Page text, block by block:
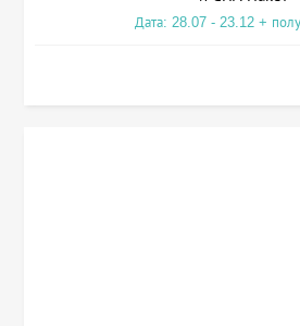
Дата: 28.07 - 23.12 +